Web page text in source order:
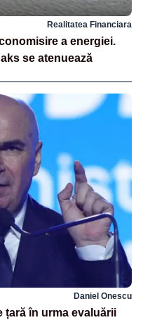
Realitatea Financiara
a energiei.
se atenuează
Daniel Onescu
țară în urma evaluării